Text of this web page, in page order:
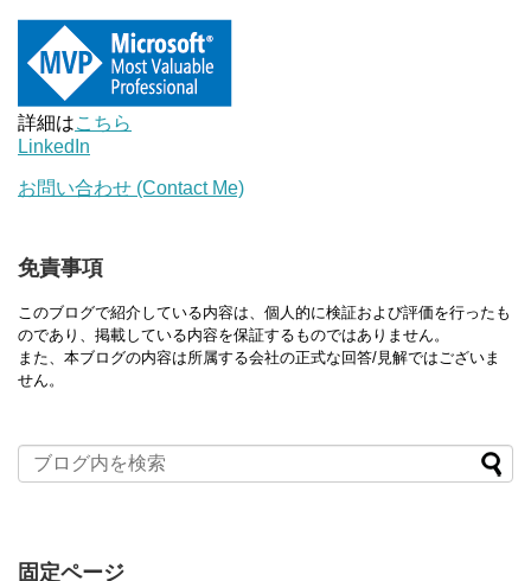
詳細はこちら
LinkedIn
お問い合わせ (Contact Me)
免責事項
このブログで紹介している内容は、個人的に検証および評価を行ったも
のであり、掲載している内容を保証するものではありません。
また、本ブログの内容は所属する会社の正式な回答/見解ではございま
せん。
固定ページ